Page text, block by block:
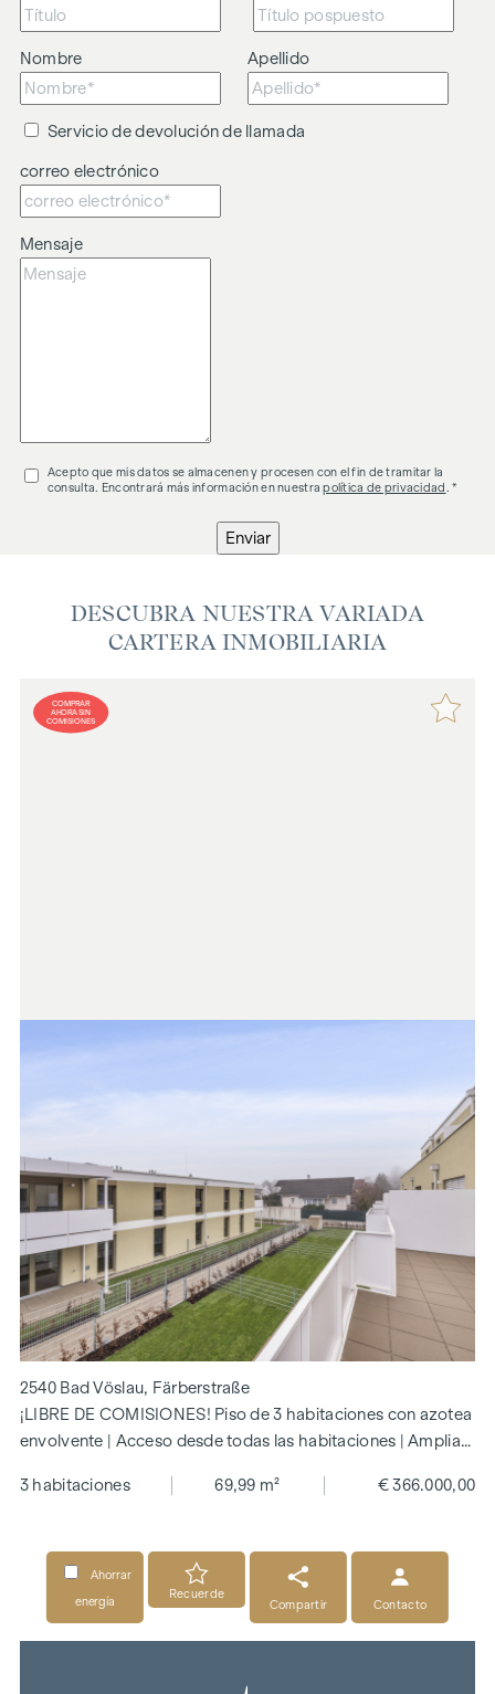
Nombre Apellido
Servicio de devolución de llamada
correo electrónico
Mensaje
Acepto que mis datos se almacenen y procesen con el fin de tramitar la
consulta. Encontrará más información en nuestrapolítica de privacidad . *
Enviar
DESCUBRA NUESTRA VARIADA
CARTERA INMOBILIARIA
COMPRAR
AHORA SIN
COMISIONES
2540 Bad Vöslau, Färberstraße
¡LIBRE DE COMISIONES! Piso de 3 habitaciones con azotea
envolvente | Acceso desde todas las habitaciones | Amplia
3 habitaciones
69,99 m² € 366.000,00
Ahorrar
energía
Recuerde
Compartir
Contacto